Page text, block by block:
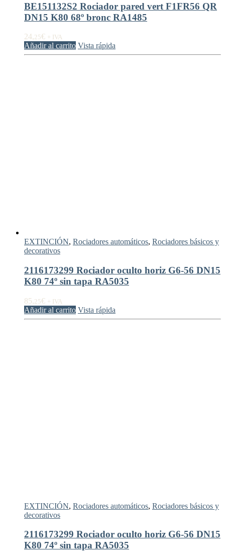
BE151132S2 Rociador pared vert F1FR56 QR
DN15 K80 68º bronc RA1485
24,25€ + IVA
Añadir al carrito Vista rápida
EXTINCIÓN, Rociadores automáticos, Rociadores básicos y
decorativos
2116173299 Rociador oculto horiz G6-56 DN15
K80 74º sin tapa RA5035
85,25€ + IVA
Añadir al carrito Vista rápida
EXTINCIÓN, Rociadores automáticos, Rociadores básicos y
decorativos
2116173299 Rociador oculto horiz G6-56 DN15
K80 74º sin tapa RA5035